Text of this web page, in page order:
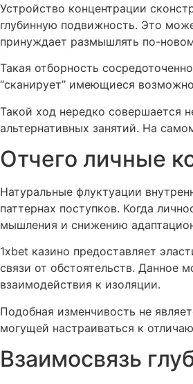
Устройство концентрации
глубинную подвижность. Это
принуждает размышлять по-
Такая отборность
“сканирует” имеющиеся
Такой ход нередко совершается
альтернативных занятий. На
Отчего личные
Натуральные флуктуации
паттернах поступков. Когда
мышления и снижению
1xbet казино предоставляет
связи от обстоятельств. Данное
взаимодействия к изоляции.
Подобная изменчивость не
могущей настраиваться к
Взаимосвязь